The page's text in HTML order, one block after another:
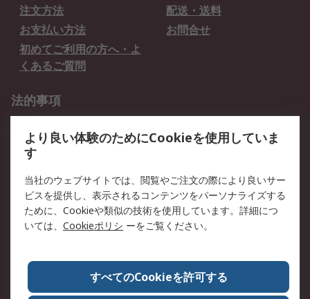
注文方法
配送・送料
お支払い方法
お問合せ
初めてご利用の方へ・よ
くあるご質問
法的事項
クッキーポリシー
RSについて
会社概要
採用情報
プレスリリース＆お知ら
コーポレートサイト
全世界のRS
RSの歴史
ESGへの取り組み（英語）
認証について
より良い体験のためにCookieを使用していま
す
当社のウェブサイトでは、閲覧やご注文の際により良いサー
ビスを提供し、表示されるコンテンツをパーソナライズする
ために、Cookieや類似の技術を使用しています。詳細につ
いては、 Cookieポリシ ーをご覧ください。
すべてのCookieを許可する